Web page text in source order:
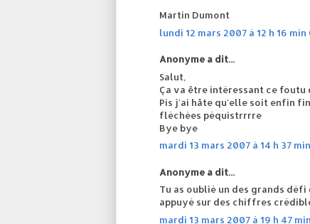
Martin Dumont
lundi 12 mars 2007 à 12 h 16 min
Anonyme a dit...
Salut,
Ça va être intéressant ce foutu
Pis j'ai hâte qu'elle soit enfin
fléchées péquistrrrre
Bye bye
mardi 13 mars 2007 à 14 h 37
Anonyme a dit...
Tu as oublié un des grands
appuyé sur des chiffres
mardi 13 mars 2007 à 19 h 47